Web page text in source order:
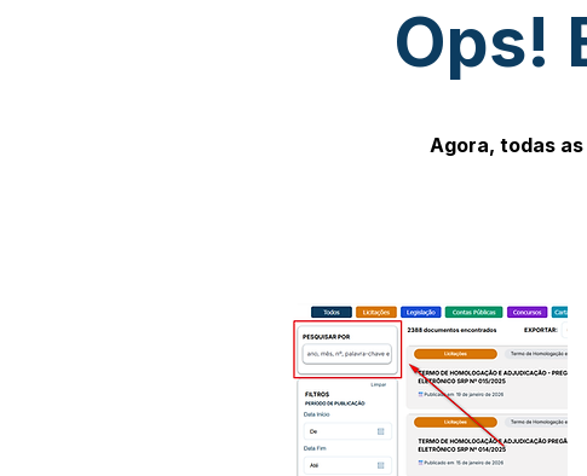
Ops!
Agora, todas